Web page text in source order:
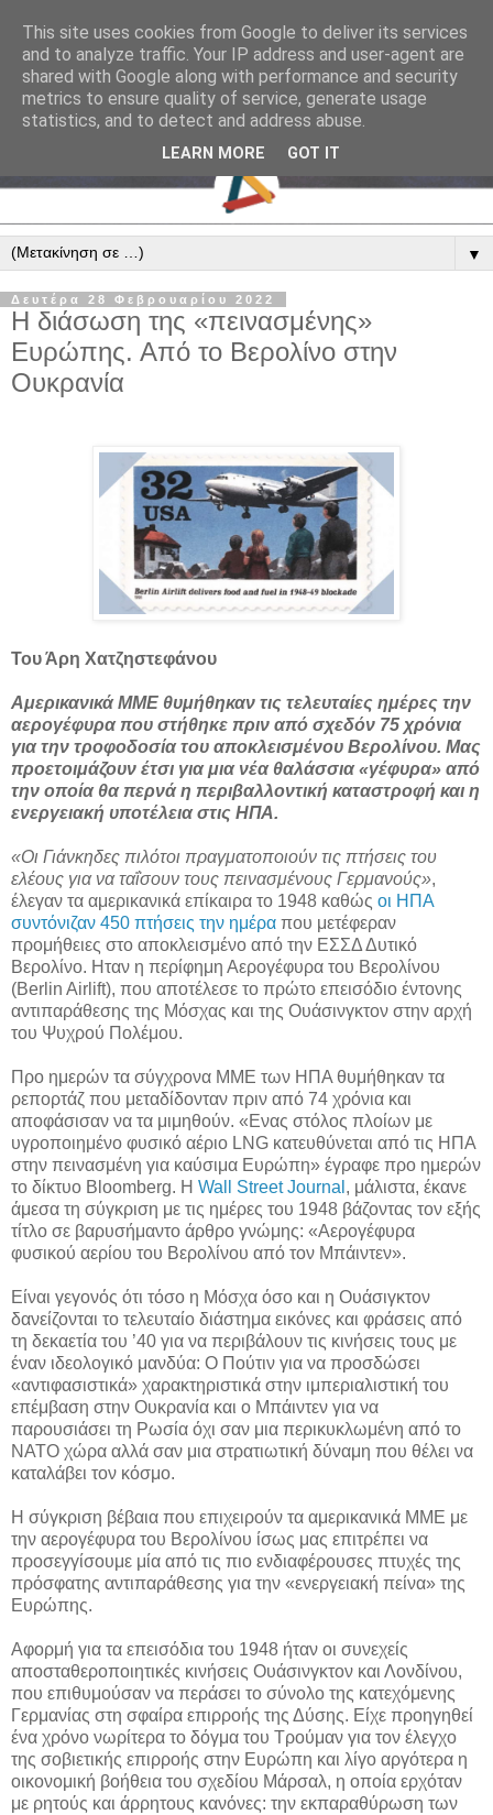
▼
Δευτέρα 28 Φεβρουαρίου 2022
Η διάσωση της «πεινασμένης»
Ευρώπης. Από το Βερολίνο στην
Ουκρανία
Του Άρη Χατζηστεφάνου
Αμερικανικά ΜΜΕ θυμήθηκαν τις τελευταίες ημέρες την
αερογέφυρα που στήθηκε πριν από σχεδόν 75 χρόνια
για την τροφοδοσία του αποκλεισμένου Βερολίνου. Μας
προετοιμάζουν έτσι για μια νέα θαλάσσια «γέφυρα» από
την οποία θα περνά η περιβαλλοντική καταστροφή και η
ενεργειακή υποτέλεια στις ΗΠΑ.
«Οι Γιάνκηδες πιλότοι πραγματοποιούν τις πτήσεις του
ελέους για να ταΐσουν τους πεινασμένους Γερμανούς»,
έλεγαν τα αμερικανικά επίκαιρα το 1948 καθώς οι ΗΠΑ
συντόνιζαν 450 πτήσεις την ημέρα που μετέφεραν
προμήθειες στο αποκλεισμένο από την ΕΣΣΔ Δυτικό
Βερολίνο. Ηταν η περίφημη Αερογέφυρα του Βερολίνου
(Berlin Airlift), που αποτέλεσε το πρώτο επεισόδιο έντονης
αντιπαράθεσης της Μόσχας και της Ουάσινγκτον στην αρχή
του Ψυχρού Πολέμου.
Προ ημερών τα σύγχρονα ΜΜΕ των ΗΠΑ θυμήθηκαν τα
ρεπορτάζ που μεταδίδονταν πριν από 74 χρόνια και
αποφάσισαν να τα μιμηθούν. «Ενας στόλος πλοίων με
υγροποιημένο φυσικό αέριο LNG κατευθύνεται από τις ΗΠΑ
στην πεινασμένη για καύσιμα Ευρώπη» έγραφε προ ημερών
το δίκτυο Bloomberg. Η Wall Street Journal , μάλιστα, έκανε
άμεσα τη σύγκριση με τις ημέρες του 1948 βάζοντας τον εξής
τίτλο σε βαρυσήμαντο άρθρο γνώμης: «Αερογέφυρα
φυσικού αερίου του Βερολίνου από τον Μπάιντεν».
Είναι γεγονός ότι τόσο η Μόσχα όσο και η Ουάσιγκτον
δανείζονται το τελευταίο διάστημα εικόνες και φράσεις από
τη δεκαετία του ’40 για να περιβάλουν τις κινήσεις τους με
έναν ιδεολογικό μανδύα: Ο Πούτιν για να προσδώσει
«αντιφασιστικά» χαρακτηριστικά στην ιμπεριαλιστική του
επέμβαση στην Ουκρανία και ο Μπάιντεν για να
παρουσιάσει τη Ρωσία όχι σαν μια περικυκλωμένη από το
ΝΑΤΟ χώρα αλλά σαν μια στρατιωτική δύναμη που θέλει να
καταλάβει τον κόσμο.
Η σύγκριση βέβαια που επιχειρούν τα αμερικανικά ΜΜΕ με
την αερογέφυρα του Βερολίνου ίσως μας επιτρέπει να
προσεγγίσουμε μία από τις πιο ενδιαφέρουσες πτυχές της
πρόσφατης αντιπαράθεσης για την «ενεργειακή πείνα» της
Ευρώπης.
Αφορμή για τα επεισόδια του 1948 ήταν οι συνεχείς
αποσταθεροποιητικές κινήσεις Ουάσινγκτον και Λονδίνου,
που επιθυμούσαν να περάσει το σύνολο της κατεχόμενης
Γερμανίας στη σφαίρα επιρροής της Δύσης. Είχε προηγηθεί
ένα χρόνο νωρίτερα το δόγμα του Τρούμαν για τον έλεγχο
της σοβιετικής επιρροής στην Ευρώπη και λίγο αργότερα η
οικονομική βοήθεια του σχεδίου Μάρσαλ, η οποία ερχόταν
με ρητούς και άρρητους κανόνες: την εκπαραθύρωση των
This site uses cookies from Google to deliver its services
and to analyze traffic. Your IP address and user-agent are
shared with Google along with performance and security
metrics to ensure quality of service, generate usage
statistics, and to detect and address abuse.
LEARN MORE GOT IT